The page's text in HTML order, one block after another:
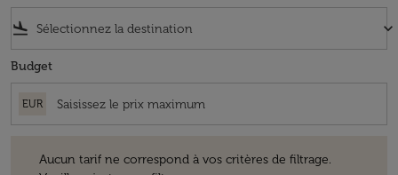
flight_land keyboard_arrow_down
Budget
EUR
Aucun tarif ne correspond à vos critères de filtrage.